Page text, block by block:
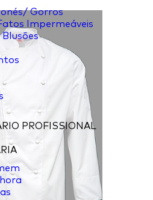
Gorros
Impermeáveis
PROFISSIONAL